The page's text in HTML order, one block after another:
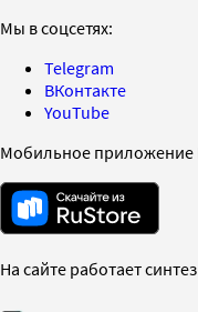
Мы в соцсетях:
Telegram
ВКонтакте
YouTube
Мобильное приложение
На сайте работает